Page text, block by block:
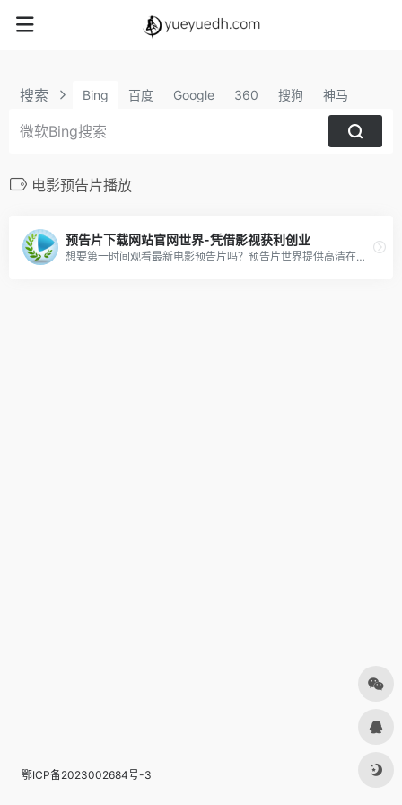
搜索 Bing 百度 Google 360 搜狗 神马
电影预告片播放
预告片下载网站官网世界-凭借影视获利创业
想要第一时间观看最新电影预告片吗？预告片世界提供高清在线观看和免费下载，让您不会错过任何一部精彩电影。赶快加入我们，畅享电影预告片的精彩！
鄂ICP备2023002684号-3